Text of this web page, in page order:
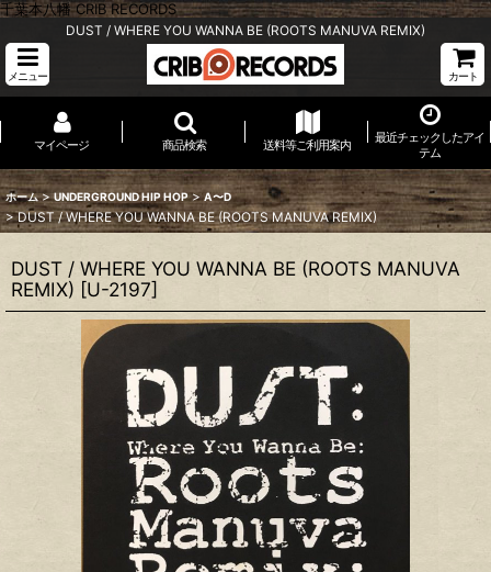
千葉本八幡 CRIB RECORDS
DUST / WHERE YOU WANNA BE (ROOTS MANUVA REMIX)
メニュー カート
マイページ 商品検索 送料等ご利用案内
最近チェックしたアイ
テム
ホーム > UNDERGROUND HIP HOP > A〜D
> DUST / WHERE YOU WANNA BE (ROOTS MANUVA REMIX)
DUST / WHERE YOU WANNA BE (ROOTS MANUVA
REMIX) [U-2197]